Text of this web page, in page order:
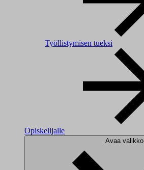
Työllistymisen tueksi
Opiskelijalle
Avaa valikko